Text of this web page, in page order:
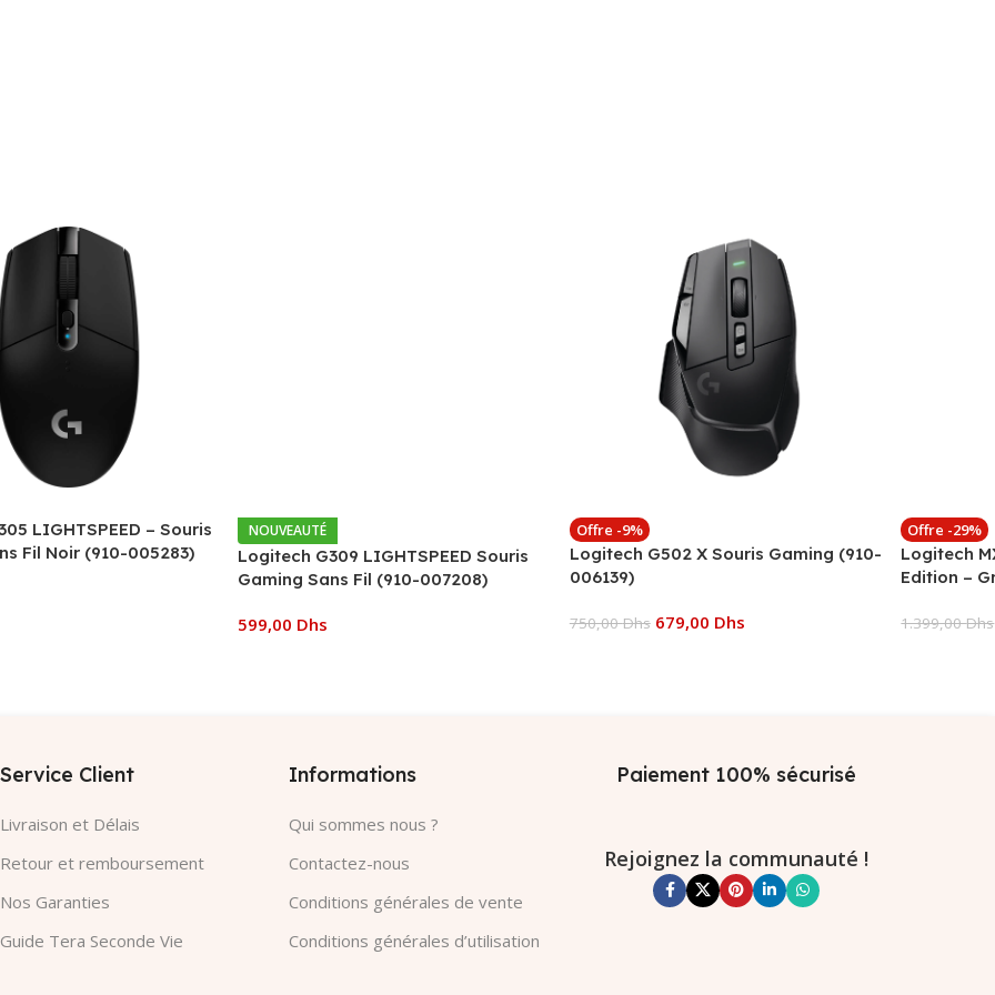
LIGHTSPEED – Souris
Fil Noir (910-005283)
NOUVEAUTÉ
Logitech G309 LIGHTSPEED Souris
Gaming Sans Fil (910-007208)
599,00 Dhs
Offre -9%
Logitech G502 X Souris Gaming (910-
006139)
750,00Dhs 679,00 Dhs
Offre -29%
Logitech
Edition –
1.399,00Dhs
Service Client
Livraison et Délais
Retour et remboursement
Nos Garanties​
Guide Tera Seconde Vie
Informations
Qui sommes nous ?
Contactez-nous
Conditions générales de vente
Conditions générales d’utilisation
Paiement 100% sécurisé
Rejoignez la communauté !